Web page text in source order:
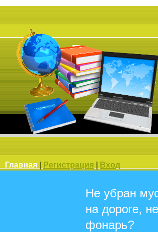
Главная Регистрация Вход
Не убран
на дороге,
фонарь?